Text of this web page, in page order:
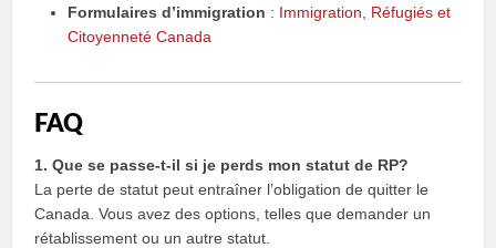
Formulaires d’immigration : Immigration, Réfugiés et
Citoyenneté Canada
FAQ
1. Que se passe-t-il si je perds mon statut de RP?
La perte de statut peut entraîner l’obligation de quitter le
Canada. Vous avez des options, telles que demander un
rétablissement ou un autre statut.